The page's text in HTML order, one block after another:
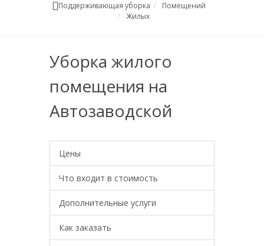
Поддерживающая уборка
Помещений
Жилых
Уборка жилого
помещения на
Автозаводской
Цены
Что входит в стоимость
Дополнительные услуги
Как заказать